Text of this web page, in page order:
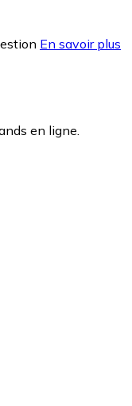
En savoir plus
en ligne.